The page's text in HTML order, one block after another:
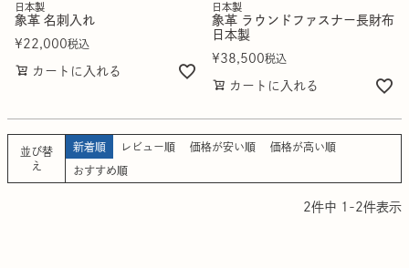
日本製
象革 名刺入れ
¥22,000税込
カートに入れる
日本製
象革 ラウンドファスナー長財布
日本製
¥38,500税込
カートに入れる
並び替
え
新着順 レビュー順 価格が安い順 価格が高い順
おすすめ順
2件中 1 -2件表示